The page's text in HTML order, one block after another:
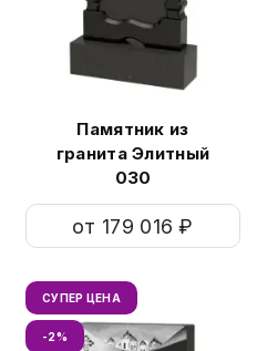
Памятник из
гранита Элитный
030
от 179 016 ₽
СУПЕР ЦЕНА
-2%